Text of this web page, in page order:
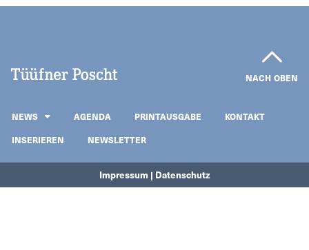
NACH OBEN
NEWS AGENDA PRINTAUSGABE
KONTAKT
INSERIEREN
NEWSLETTER
Impressum | Datenschutz